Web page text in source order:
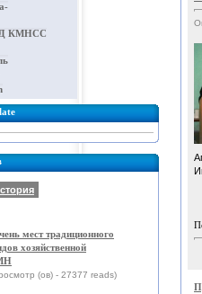
КМНСС
мест традиционного
хозяйственной
(ов) - 27377 reads)